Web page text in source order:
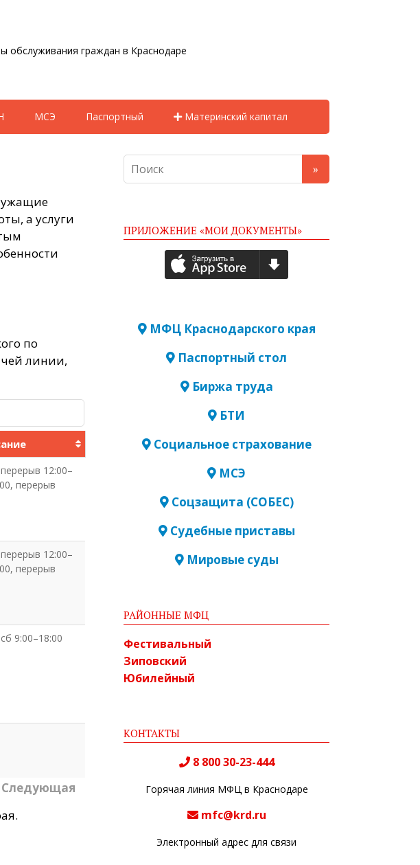
обслуживания граждан в Краснодаре
МСЭ Паспортный Материнский капитал
а услуги
по
линии,
12:00–
перерыв
12:00–
перерыв
9:00–18:00
Следующая
ПРИЛОЖЕНИЕ «МОИ ДОКУМЕНТЫ»
МФЦ Краснодарского края
Паспортный стол
Биржа труда
БТИ
Социальное страхование
МСЭ
Соцзащита (СОБЕС)
Судебные приставы
Мировые суды
РАЙОННЫЕ МФЦ
Фестивальный
Зиповский
Юбилейный
КОНТАКТЫ
8 800 30-23-444
Горячая линия МФЦ в Краснодаре
mfc@krd.ru
Электронный адрес для связи